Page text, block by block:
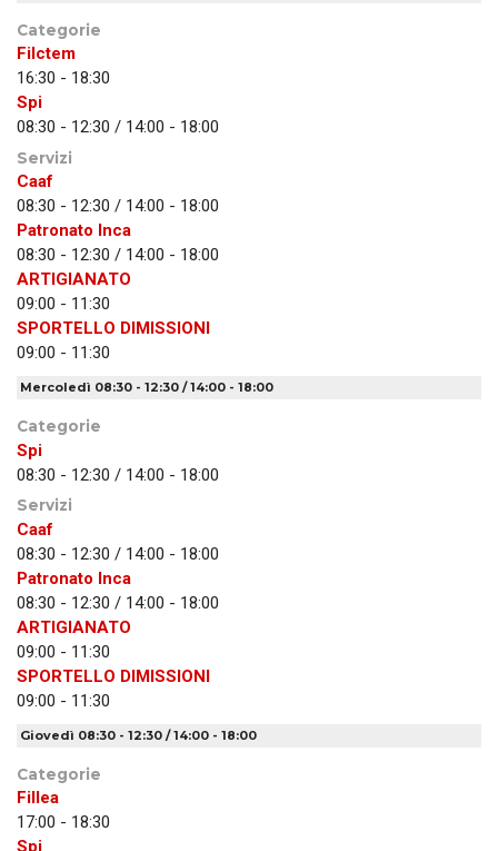
Categorie
Filctem
16:30 - 18:30
Spi
08:30 - 12:30 / 14:00 - 18:00
Servizi
Caaf
08:30 - 12:30 / 14:00 - 18:00
Patronato Inca
08:30 - 12:30 / 14:00 - 18:00
ARTIGIANATO
09:00 - 11:30
SPORTELLO DIMISSIONI
09:00 - 11:30
Mercoledì 08:30 - 12:30 / 14:00 - 18:00
Categorie
Spi
08:30 - 12:30 / 14:00 - 18:00
Servizi
Caaf
08:30 - 12:30 / 14:00 - 18:00
Patronato Inca
08:30 - 12:30 / 14:00 - 18:00
ARTIGIANATO
09:00 - 11:30
SPORTELLO DIMISSIONI
09:00 - 11:30
Giovedì 08:30 - 12:30 / 14:00 - 18:00
Categorie
Fillea
17:00 - 18:30
Spi